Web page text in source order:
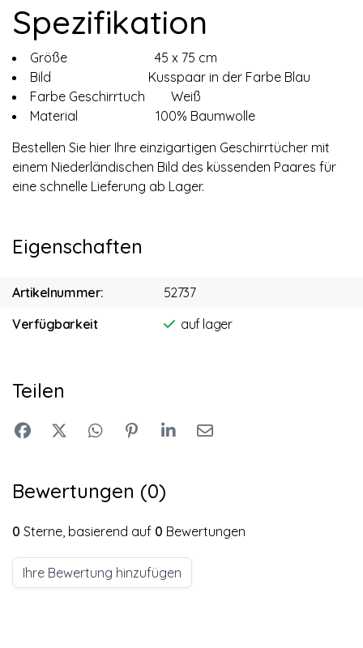
Spezifikation
Größe 45 x 75 cm
Bild Kusspaar in der Farbe Blau
Farbe Geschirrtuch Weiß
Material 100% Baumwolle
Bestellen Sie hier Ihre einzigartigen Geschirrtücher mit
einem Niederländischen Bild des küssenden Paares für
eine schnelle Lieferung ab Lager.
Eigenschaften
Artikelnummer:
52737
Verfügbarkeit
auf lager
Teilen
Bewertungen (0)
0 Sterne, basierend auf 0 Bewertungen
Ihre Bewertung hinzufügen